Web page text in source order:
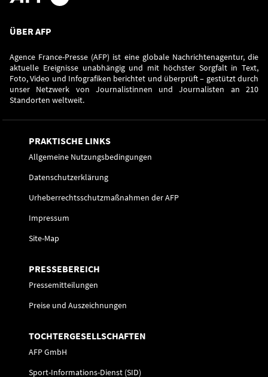
ÜBER AFP
Agence France-Presse (AFP) ist eine globale Nachrichtenagentur, die
aktuelle Ereignisse unabhängig und mit höchster Sorgfalt in Text,
Foto, Video und Infografiken berichtet und überprüft – gestützt durch
unser Netzwerk von Journalistinnen und Journalisten an 210
Standorten weltweit.
PRAKTISCHE LINKS
Allgemeine Nutzungsbedingungen
Datenschutzerklärung
Urheberrechtsschutzmaßnahmen der AFP
Impressum
Site-Map
PRESSEBEREICH
Pressemitteilungen
Preise und Auszeichnungen
TOCHTERGESELLSCHAFTEN
AFP GmbH
Sport-Informations-Dienst (SID)